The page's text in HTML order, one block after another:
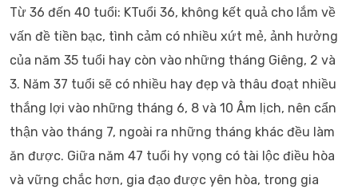
Từ 36 đến 40 tuổi: KTuổi 36, không kết quả cho lắm về
vấn đề tiền bạc, tình cảm có nhiều xứt mẻ, ảnh hưởng
của năm 35 tuổi hay còn vào những tháng Giêng, 2 và
3. Năm 37 tuổi sẽ có nhiều hay đẹp và thâu đoạt nhiều
thắng lợi vào những tháng 6, 8 và 10 Âm lịch, nên cẩn
thận vào tháng 7, ngoài ra những tháng khác đều làm
ăn được. Giữa năm 47 tuổi hy vọng có tài lộc điều hòa
và vững chắc hơn, gia đạo được yên hòa, trong gia